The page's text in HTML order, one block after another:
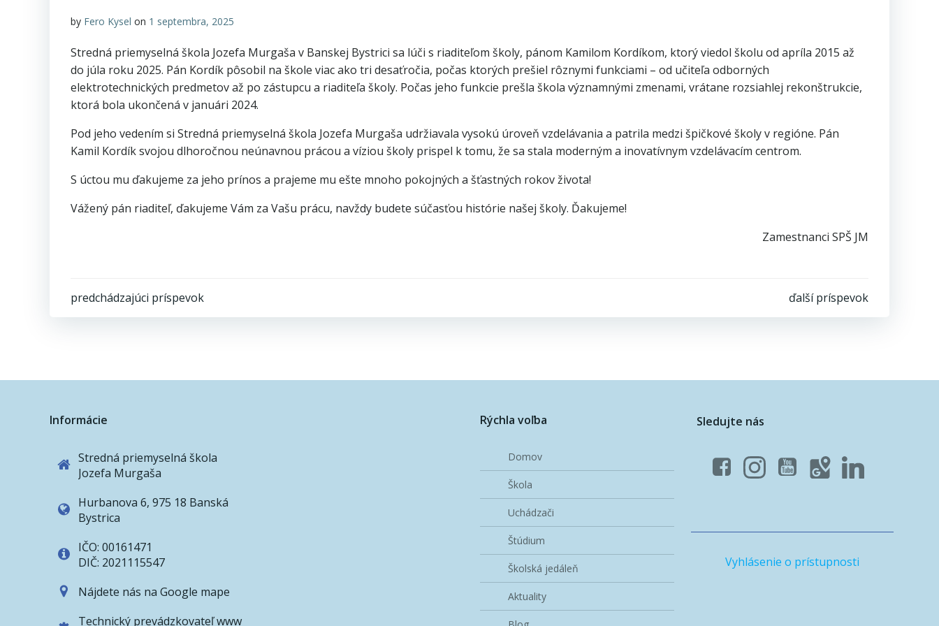
by Fero Kysel on 1 septembra, 2025
Stredná priemyselná škola Jozefa Murgaša v Banskej Bystrici sa lúči s riaditeľom školy, pánom Kamilom Kordíkom, ktorý viedol školu od apríla 2015 až
do júla roku 2025. Pán Kordík pôsobil na škole viac ako tri desaťročia, počas ktorých prešiel rôznymi funkciami – od učiteľa odborných
elektrotechnických predmetov až po zástupcu a riaditeľa školy. Počas jeho funkcie prešla škola významnými zmenami, vrátane rozsiahlej rekonštrukcie,
ktorá bola ukončená v januári 2024.
Pod jeho vedením si Stredná priemyselná škola Jozefa Murgaša udržiavala vysokú úroveň vzdelávania a patrila medzi špičkové školy v regióne. Pán
Kamil Kordík svojou dlhoročnou neúnavnou prácou a víziou školy prispel k tomu, že sa stala moderným a inovatívnym vzdelávacím centrom.
S úctou mu ďakujeme za jeho prínos a prajeme mu ešte mnoho pokojných a šťastných rokov života!
Vážený pán riaditeľ, ďakujeme Vám za Vašu prácu, navždy budete súčasťou histórie našej školy. Ďakujeme!
Zamestnanci SPŠ JM
Post
predchádzajúci príspevok ďalší príspevok
Informácie
Stredná priemyselná škola
Jozefa Murgaša
Hurbanova 6, 975 18 Banská
Bystrica
IČO: 00161471
DIČ: 2021115547
Nájdete nás na Google mape
Technický prevádzkovateľ www
Rýchla voľba
Domov
Škola
Uchádzači
Štúdium
Školská jedáleň
Aktuality
Sledujte nás
Vyhlásenie o prístupnosti